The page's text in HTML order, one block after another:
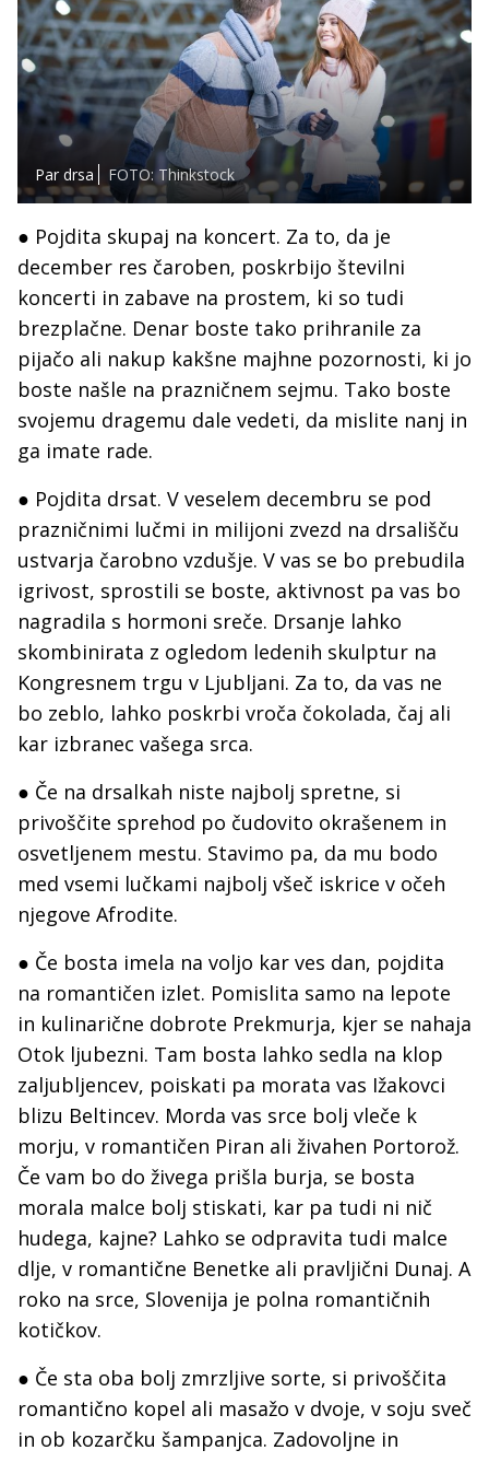
Par drsa FOTO: Thinkstock
● Pojdita skupaj na koncert. Za to, da je
december res čaroben, poskrbijo številni
koncerti in zabave na prostem, ki so tudi
brezplačne. Denar boste tako prihranile za
pijačo ali nakup kakšne majhne pozornosti, ki jo
boste našle na prazničnem sejmu. Tako boste
svojemu dragemu dale vedeti, da mislite nanj in
ga imate rade.
● Pojdita drsat. V veselem decembru se pod
prazničnimi lučmi in milijoni zvezd na drsališču
ustvarja čarobno vzdušje. V vas se bo prebudila
igrivost, sprostili se boste, aktivnost pa vas bo
nagradila s hormoni sreče. Drsanje lahko
skombinirata z ogledom ledenih skulptur na
Kongresnem trgu v Ljubljani. Za to, da vas ne
bo zeblo, lahko poskrbi vroča čokolada, čaj ali
kar izbranec vašega srca.
● Če na drsalkah niste najbolj spretne, si
privoščite sprehod po čudovito okrašenem in
osvetljenem mestu. Stavimo pa, da mu bodo
med vsemi lučkami najbolj všeč iskrice v očeh
njegove Afrodite.
● Če bosta imela na voljo kar ves dan, pojdita
na romantičen izlet. Pomislita samo na lepote
in kulinarične dobrote Prekmurja, kjer se nahaja
Otok ljubezni. Tam bosta lahko sedla na klop
zaljubljencev, poiskati pa morata vas Ižakovci
blizu Beltincev. Morda vas srce bolj vleče k
morju, v romantičen Piran ali živahen Portorož.
Če vam bo do živega prišla burja, se bosta
morala malce bolj stiskati, kar pa tudi ni nič
hudega, kajne? Lahko se odpravita tudi malce
dlje, v romantične Benetke ali pravljični Dunaj. A
roko na srce, Slovenija je polna romantičnih
kotičkov.
● Če sta oba bolj zmrzljive sorte, si privoščita
romantično kopel ali masažo v dvoje, v soju sveč
in ob kozarčku šampanjca. Zadovoljne in